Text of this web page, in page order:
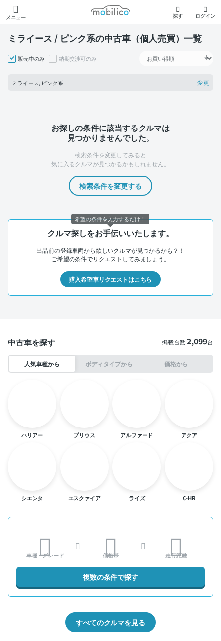
メニュー
モビリコ
探す ログイン
ミライース / ピンク系の中古車（個人売買）一覧
販売中のみ 納期交渉可のみ
ミライース, ピンク系 変更
お探しの条件に該当するクルマは
見つかりませんでした。
検索条件を変更してみると
気に入るクルマが見つかるかもしれません。
検索条件を変更する
クルマ探しをお手伝いいたします。
出品前の登録車両から欲しいクルマが見つかるかも？！
ご希望の条件でリクエストしてみましょう。
購入希望車リクエストはこちら
中古車を探す 掲載台数2,099台
人気車種から ボディタイプから 価格から
ハリアー プリウス アルファード アクア
シエンタ エスクァイア ライズ C-HR
車種・グレード 価格帯 走行距離
複数の条件で探す
すべてのクルマを見る
希望の条件を入力するだけ！